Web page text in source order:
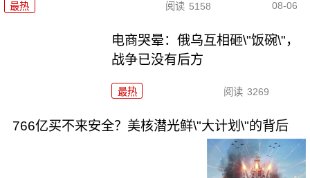
最热 阅读 5158 08-06
电商哭晕：俄乌互相砸\"饭碗\"，
战争已没有后方
最热 阅读 3269
766亿买不来安全？美核潜光鲜\"大计划\"的背后